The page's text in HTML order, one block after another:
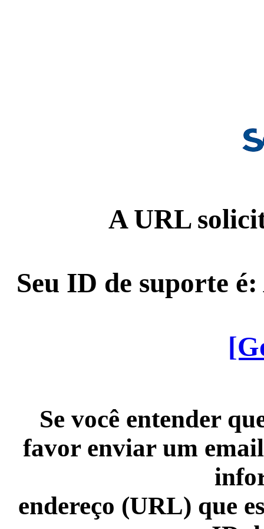
A URL
Seu ID de suporte
Se você entender
favor enviar um
endereço (URL) que